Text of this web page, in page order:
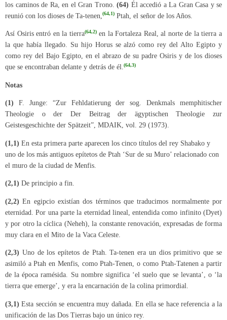
los caminos de Ra, en el Gran Trono. (64) Él accedió a La Gran Casa y se
reunió con los dioses de Ta-tenen, (64,1) Ptah, el señor de los Años.
Así Osiris entró en la tierra(64,2)en la Fortaleza Real, al norte de la tierra a
la que había llegado. Su hijo Horus se alzó como rey del Alto Egipto y
como rey del Bajo Egipto, en el abrazo de su padre Osiris y de los dioses
que se encontraban delante y detrás de él.(64,3)
Notas
(1) F. Junge: “Zur Fehldatierung der sog. Denkmals memphitischer
Theologie o der Der Beitrag der ägyptischen Theologie zur
Geistesgeschichte der Spätzeit”, MDAIK, vol. 29 (1973).
(1,1) En esta primera parte aparecen los cinco títulos del rey Shabako y
uno de los más antiguos epítetos de Ptah ‘Sur de su Muro’ relacionado con
el muro de la ciudad de Menfis.
(2,1) De principio a fin.
(2,2) En egipcio existían dos términos que traducimos normalmente por
eternidad. Por una parte la eternidad lineal, entendida como infinito (Dyet)
y por otro la cíclica (Neheh), la constante renovación, expresadas de forma
muy clara en el Mito de la Vaca Celeste.
(2,3) Uno de los epítetos de Ptah. Ta-tenen era un dios primitivo que se
asimiló a Ptah en Menfis, como Ptah-Tenen, o como Ptah-Tatenen a partir
de la época ramésida. Su nombre significa ‘el suelo que se levanta’, o ‘la
tierra que emerge’, y era la encarnación de la colina primordial.
(3,1) Esta sección se encuentra muy dañada. En ella se hace referencia a la
unificación de las Dos Tierras bajo un único rey.